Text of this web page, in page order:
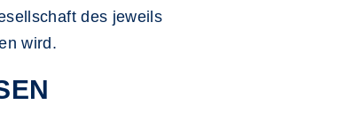
des jeweils
wird.